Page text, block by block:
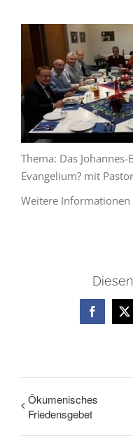
Thema: Das
Evangelium? mit
Weitere Informationen
Facebook
X
Ökumenisches
Friedensgebet